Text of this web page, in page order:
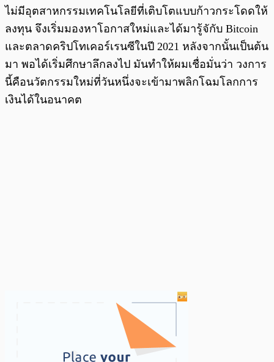
ไม่มีอุตสาหกรรมเทคโนโลยีที่เติบโตแบบก้าวกระโดดให้
ลงทุน จึงเริ่มมองหาโอกาสใหม่และได้มารู้จักับ Bitcoin
และตลาดคริปโทเคอร์เรนซีในปี 2021 หลังจากนั้นเป็นต้น
มา พอได้เริ่มศึกษาลึกลงไป มันทำให้ผมเชื่อมั่นว่า วงการ
นี้คือนวัตกรรมใหม่ที่วันหนึ่งจะเข้ามาพลิกโฉมโลกการ
เงินได้ในอนาคต